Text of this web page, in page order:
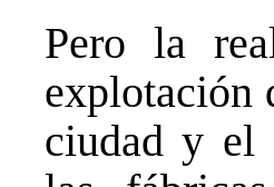
Pero la
explotación
ciudad y el